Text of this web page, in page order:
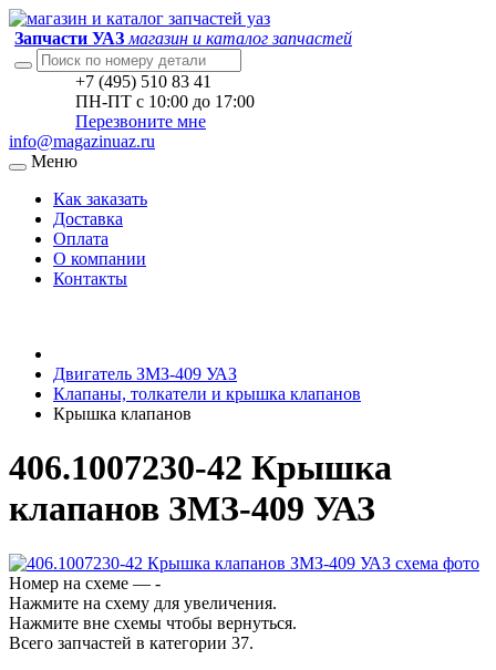
Запчасти УАЗ магазин и каталог запчастей
+7 (495) 510 83 41
ПН-ПТ с 10:00 до 17:00
Перезвоните мне
info@magazinuaz.ru
Меню
Как заказать
Доставка
Оплата
О компании
Контакты
Двигатель ЗМЗ-409 УАЗ
Клапаны, толкатели и крышка клапанов
Крышка клапанов
406.1007230-42 Крышка
клапанов ЗМЗ-409 УАЗ
Номер на схеме — -
Нажмите на схему для увеличения.
Нажмите вне схемы чтобы вернуться.
Всего запчастей в категории 37.